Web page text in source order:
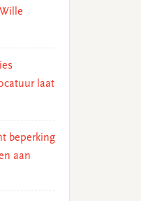
laat
beperking
aan